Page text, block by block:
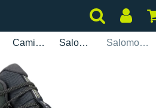
Caminhada Salomon Salomon X Ultra 360 Edge Mid Gore-Tex